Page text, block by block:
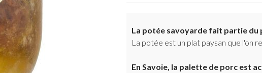
La potée savoyarde fait partie du
La potée est un plat paysan que l'on
En Savoie, la palette de porc est